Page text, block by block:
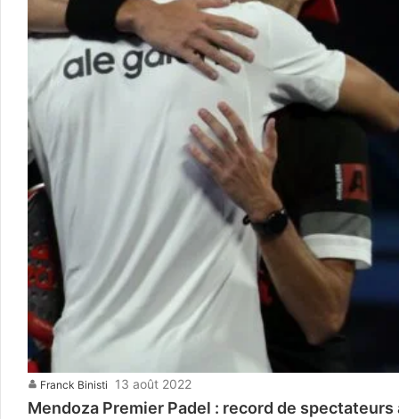
Franck Binisti 13 août 2022
Mendoza Premier Padel : record de